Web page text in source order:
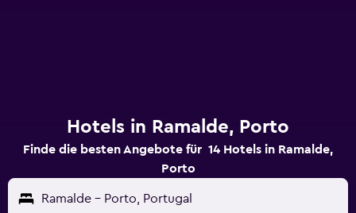
Hotels in Ramalde, Porto
Finde die besten Angebote für 14 Hotels in Ramalde,
Porto
Ramalde - Porto, Portugal